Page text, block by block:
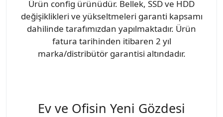
Ürün config ürünüdür. Bellek, SSD ve HDD
değişiklikleri ve yükseltmeleri garanti kapsamı
dahilinde tarafımızdan yapılmaktadır. Ürün
fatura tarihinden itibaren 2 yıl
marka/distribütör garantisi altındadır.
Ev ve Ofisin Yeni Gözdesi